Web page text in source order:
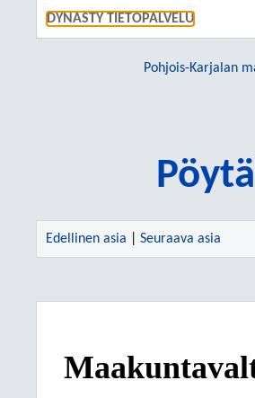
DYNASTY TIETOPALVELU
Pohjois-Karjalan
Edellinen asia Seuraava asia